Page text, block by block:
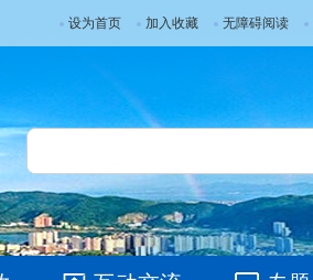
设为首页 加入收藏 无障碍阅读